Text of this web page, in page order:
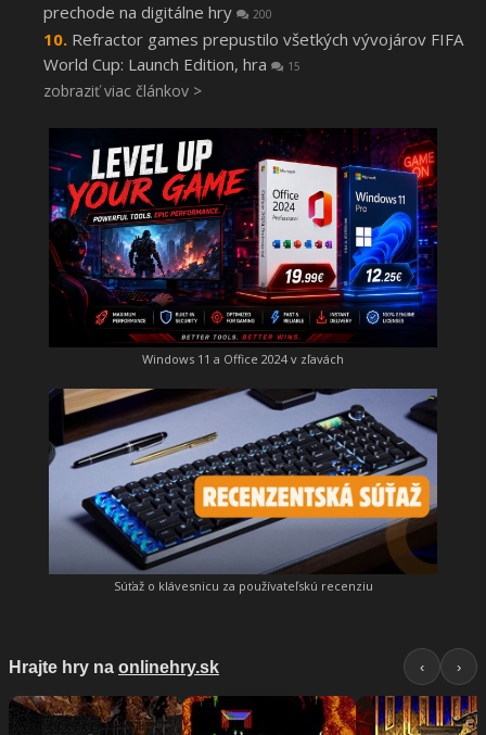
prechode na digitálne hry
200
Refractor games prepustilo všetkých vývojárov FIFA
World Cup: Launch Edition, hra
15
zobraziť viac článkov >
Windows 11 a Office 2024 v zľavách
Súťaž o klávesnicu za používateľskú recenziu